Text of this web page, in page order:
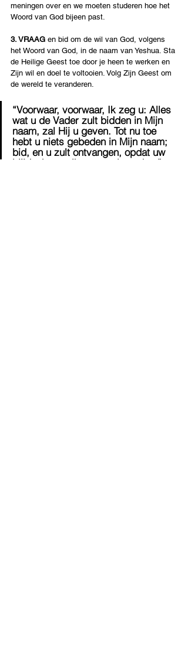
meningen over en we moeten studeren hoe het
Woord van God bijeen past.
3. VRAAG en bid om de wil van God, volgens
het Woord van God, in de naam van Yeshua. Sta
de Heilige Geest toe door je heen te werken en
Zijn wil en doel te voltooien. Volg Zijn Geest om
de wereld te veranderen.
“Voorwaar, voorwaar, Ik zeg u: Alles
wat u de Vader zult bidden in Mijn
naam, zal Hij u geven. Tot nu toe
hebt u niets gebeden in Mijn naam;
bid, en u zult ontvangen, opdat uw
blijdschap volkomen zal worden.”